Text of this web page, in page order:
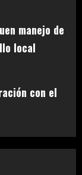
manejo de
local
con el